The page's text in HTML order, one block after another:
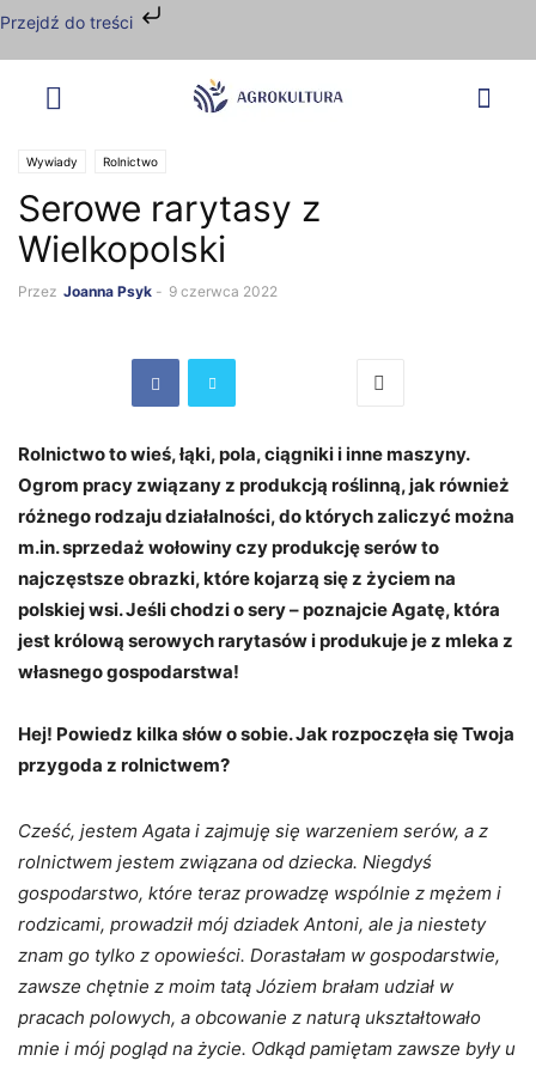
Przejdź do treści
Wywiady Rolnictwo
Serowe rarytasy z
Wielkopolski
Przez Joanna Psyk - 9 czerwca 2022
Rolnictwo to wieś, łąki, pola, ciągniki i inne maszyny.
Ogrom pracy związany z produkcją roślinną, jak również
różnego rodzaju działalności, do których zaliczyć można
m.in. sprzedaż wołowiny czy produkcję serów to
najczęstsze obrazki, które kojarzą się z życiem na
polskiej wsi. Jeśli chodzi o sery – poznajcie Agatę, która
jest królową serowych rarytasów i produkuje je z mleka z
własnego gospodarstwa!
Hej! Powiedz kilka słów o sobie. Jak rozpoczęła się Twoja
przygoda z rolnictwem?
Cześć, jestem Agata i zajmuję się warzeniem serów, a z
rolnictwem jestem związana od dziecka. Niegdyś
gospodarstwo, które teraz prowadzę wspólnie z mężem i
rodzicami, prowadził mój dziadek Antoni, ale ja niestety
znam go tylko z opowieści. Dorastałam w gospodarstwie,
zawsze chętnie z moim tatą Józiem brałam udział w
pracach polowych, a obcowanie z naturą ukształtowało
mnie i mój pogląd na życie. Odkąd pamiętam zawsze były u